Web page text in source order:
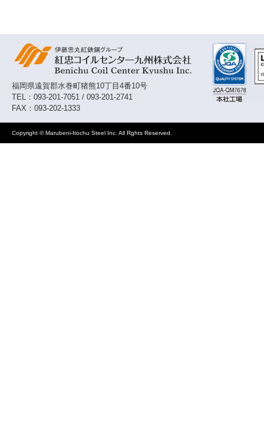
福岡県遠賀郡水巻町猪熊10丁目4番10号
TEL：093-201-7051 / 093-201-2741
FAX：093-202-1333
Copyright © Marubeni-Itochu Steel Inc. All Rghts Reserved.